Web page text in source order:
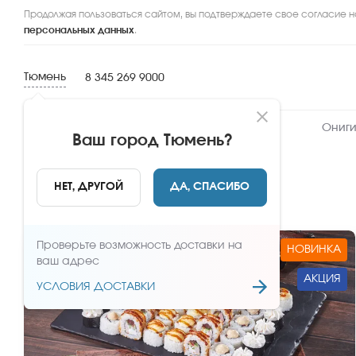
Продолжая пользоваться сайтом, вы подтверждаете свое согласие
персональных данных.
Тюмень
Ваш город Тюмень?
НЕТ, ДРУГОЙ ДА, СПАСИБО
Проверьте возможность доставки на
ваш адрес
УСЛОВИЯ ДОСТАВКИ
8 345 269 9000
Сеты
НОВИНКА
АКЦИЯ